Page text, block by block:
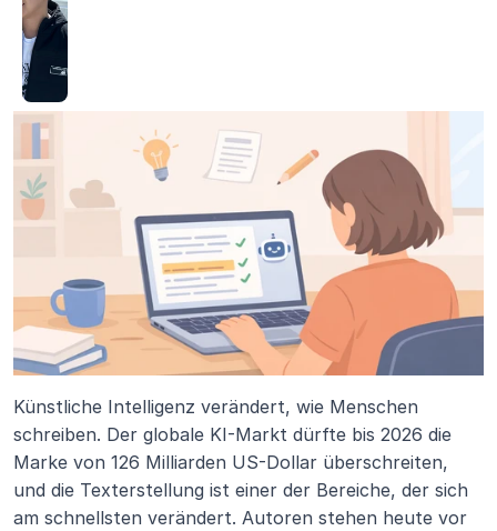
Künstliche Intelligenz verändert, wie Menschen
schreiben. Der globale KI-Markt dürfte bis 2026 die
Marke von 126 Milliarden US-Dollar überschreiten,
und die Texterstellung ist einer der Bereiche, der sich
am schnellsten verändert. Autoren stehen heute vor